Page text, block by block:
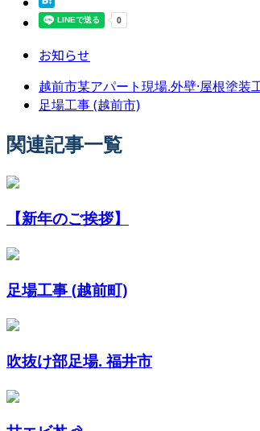
お知らせ
越前市某アパート現場.外壁·屋根塗装
足場工事 (越前市)
関連記事一覧
【新年のご挨拶】
足場工事 (越前町)
吹抜け部足場. 福井市